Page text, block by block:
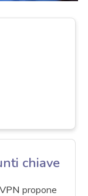
chiave
propone